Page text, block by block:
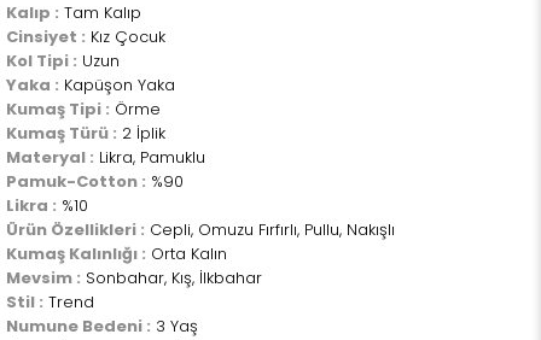
Kalıp : Tam Kalıp
Cinsiyet : Kız Çocuk
Kol Tipi : Uzun
Yaka : Kapüşon Yaka
Kumaş Tipi : Örme
Kumaş Türü : 2 İplik
Materyal : Likra, Pamuklu
Pamuk-Cotton : %90
Likra : %10
Ürün Özellikleri : Cepli, Omuzu Fırfırlı, Pullu, Nakışlı
Kumaş Kalınlığı : Orta Kalın
Mevsim : Sonbahar, Kış, İlkbahar
Stil : Trend
Numune Bedeni : 3 Yaş